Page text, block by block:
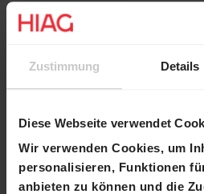
Zustimmung Details
Diese Webseite verwendet
Wir verwenden Cookies, um
personalisieren, Funktionen
anbieten zu können und die
Ad hoc-Mitteilungen
Medienmitteilungen
03. März 2026
HIAG erzielt